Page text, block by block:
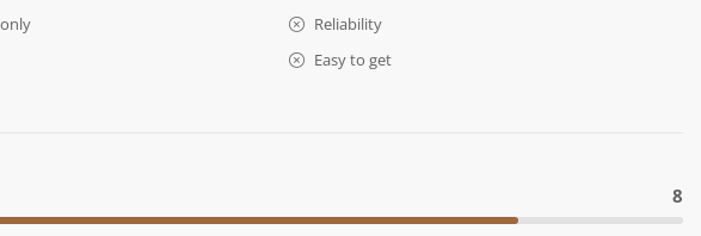
Reliability
Easy to get
8